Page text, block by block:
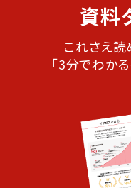
資料
これさえ
「3分でわか